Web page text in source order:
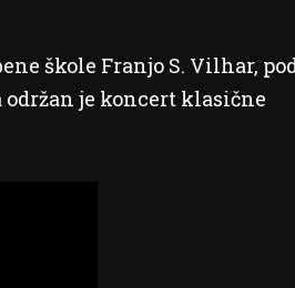
škole Franjo S. Vilhar,
je koncert klasične